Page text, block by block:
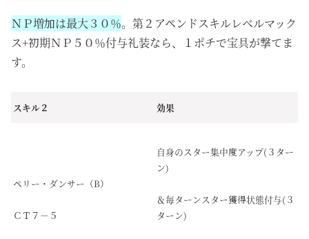
ＮＰ増加は最大３０％。第２アペンドスキルレベルマック
ス+初期ＮＰ５０％付与礼装なら、１ポチで宝具が撃てま
す。
スキル２ 効果
ペリー・ダンサー（B）
ＣＴ７－５
自身のスター集中度アップ(３ター
ン)
＆毎ターンスター獲得状態付与(３
ターン)